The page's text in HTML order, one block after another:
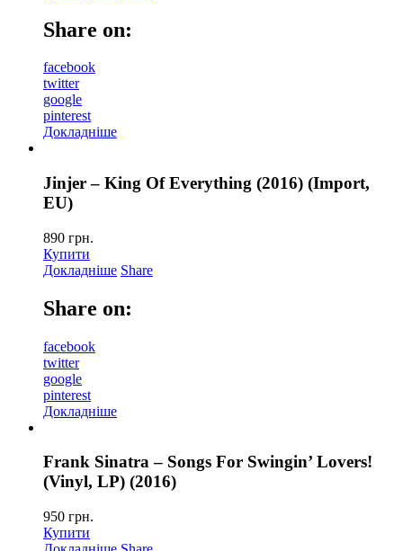
Share on:
facebook
twitter
google
pinterest
Докладніше
Jinjer – King Of Everything (2016) (Import,
EU)
890 грн.
Купити
Докладніше Share
Share on:
facebook
twitter
google
pinterest
Докладніше
Frank Sinatra – Songs For Swingin’ Lovers!
(Vinyl, LP) (2016)
950 грн.
Купити